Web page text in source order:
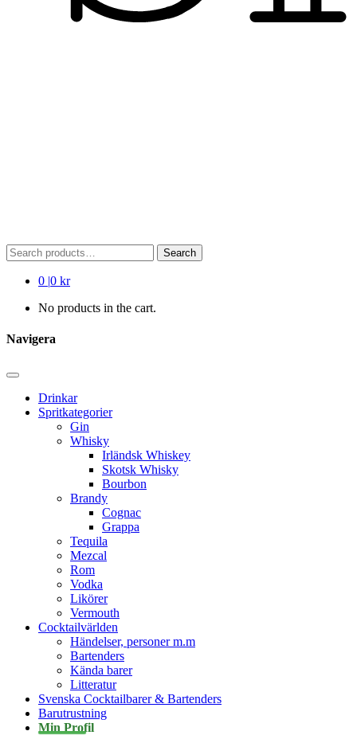
Search
for:
Search
0 |0 kr
No products in the cart.
Navigera
Drinkar
Spritkategorier
Gin
Whisky
Irländsk Whiskey
Skotsk Whisky
Bourbon
Brandy
Cognac
Grappa
Tequila
Mezcal
Rom
Vodka
Likörer
Vermouth
Cocktailvärlden
Händelser, personer m.m
Bartenders
Kända barer
Litteratur
Svenska Cocktailbarer & Bartenders
Barutrustning
Min Profil